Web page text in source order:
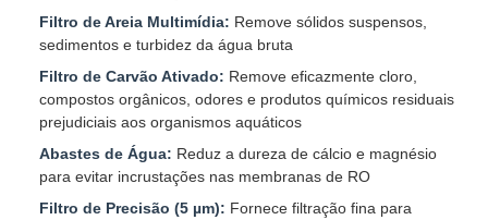
Filtro de Areia Multimídia: Remove sólidos suspensos,
sedimentos e turbidez da água bruta
Filtro de Carvão Ativado: Remove eficazmente cloro,
compostos orgânicos, odores e produtos químicos residuais
prejudiciais aos organismos aquáticos
Abastes de Água: Reduz a dureza de cálcio e magnésio
para evitar incrustações nas membranas de RO
Filtro de Precisão (5 µm): Fornece filtração fina para